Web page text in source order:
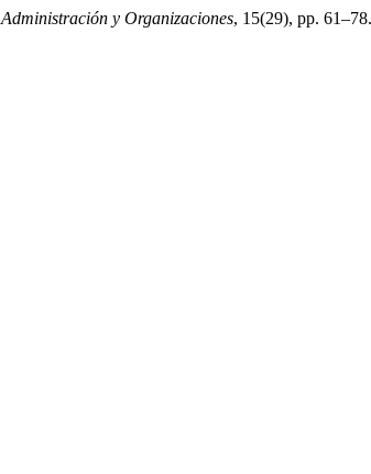
Administración y Organizaciones, 15(29), pp.